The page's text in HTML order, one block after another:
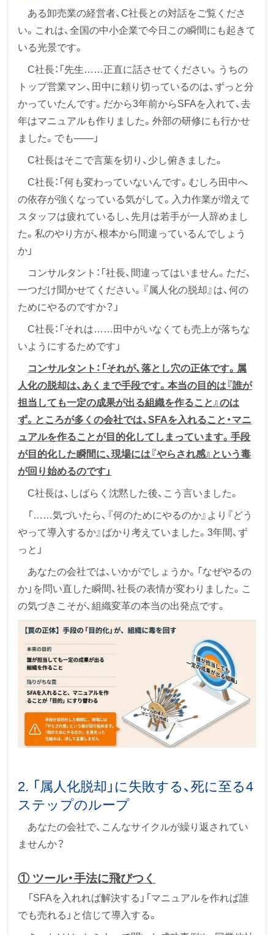
ある卸売業の経営者、C社長との対話をご覧くださ
い。これは、全国の中小企業で今日この瞬間にも起きて
いる光景です。
C社長：「先生……正直に話させてください。うちの
トップ営業マン、田中に頼り切っているのは、ずっと分
かっていたんです。だから3年前からSFAを入れて、去
年はマニュアルも作りました。外部の研修にも行かせ
ました。でも——」
C社長はそこで言葉を切り、少し俯きました。
C社長：「何も変わっていないんです。むしろ田中へ
の依存が強くなっている気がして。入力作業が増えて
スタッフは疲れているし、先月は若手が一人辞めまし
た。私のやり方が、根本から間違っているんでしょう
か」
コンサルタント：「社長、間違ってはいません。ただ、
一つだけ聞かせてください。『属人化の脱却』は、何の
ためにやるのですか？」
C社長：「それは……田中がいなくても売上が落ちな
いようにするためです」
コンサルタント：「それが、落とし穴の正体です。属
人化の脱却は、あくまで手段です。本当の目的は『誰が
担当しても一定の成果が出る組織を作ること』のは
ず。ところが多くの会社では、SFAを入れること・マニ
ュアルを作ることが目的化してしまっています。手段
が目的化した瞬間に、現場には『やらされ感』という毒
が回り始めるのです」
C社長は、しばらく沈黙した後、こう言いました。
「……気づいたら、『何のためにやるのか』より『どう
やって導入するか』ばかり考えていました。3年間、ず
っと」
あなたの会社では、いかがでしょうか。「なぜやるの
か」を問い直した瞬間、社長の表情が変わりました。こ
の気づきこそが、組織変革の本当の出発点です。
2. 「属人化脱却」に失敗する、死に至る4
ステップのループ
あなたの会社で、こんなサイクルが繰り返されてい
ませんか？
① ツール・手法に飛びつく
「SFAを入れれば解決する」「マニュアルを作れば誰
でも売れる」と信じて導入する。